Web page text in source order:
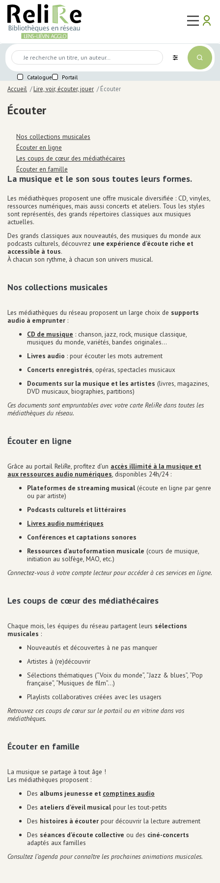
logo
compte
Connexion
Mot de passe perdu
Première connexion
Se préinscrire
Main
Médiathèques
Agenda
Lire,
voir,
écouter,
jouer
Lire
Écouter
Jouer
Sélections des bibliothèques
ligne
Accès internet / Wifi
Accompagnement numérique
Equipements numériques
Prêt de liseuse
Impression / Photocopie
Ecrivain public
Equipements bébé
Grainothèque
Boîtes de retour 24h/24
Portage à domicile
Tous les services
pratiques
Catalogue Portail
Accueil Lire, voir, écouter, jouer Écouter
Titre
Écouter
Nos collections musicales
Écouter en ligne
Les coups de cœur des médiathécaires
Écouter en famille
La musique et le son sous toutes leurs formes.
Les médiathèques proposent une offre musicale diversifiée : CD, vinyles,
ressources numériques, mais aussi concerts et ateliers. Tous les styles
sont représentés, des grands répertoires classiques aux musiques
actuelles.
Des grands classiques aux nouveautés, des musiques du monde aux
podcasts culturels, découvrez une expérience d’écoute riche et
accessible à tous.
À chacun son rythme, à chacun son univers musical.
Nos collections musicales
Les médiathèques du réseau proposent un large choix de supports
audio à emprunter :
CD de musique : chanson, jazz, rock, musique classique,
musiques du monde, variétés, bandes originales…
Livres audio : pour écouter les mots autrement
Concerts enregistrés, opéras, spectacles musicaux
Documents sur la musique et les artistes (livres, magazines,
DVD musicaux, biographies, partitions)
Ces documents sont empruntables avec votre carte ReliRe dans toutes les
médiathèques du réseau.
Écouter en ligne
Grâce au portail ReliRe, profitez d’un accès illimité à la musique et
aux ressources audio numériques, disponibles 24h/24 :
Plateformes de streaming musical(écoute en ligne par genre
ou par artiste)
Podcasts culturels et littéraires
Livres audio numériques
Conférences et captations sonores
Ressources d’autoformation musicale (cours de musique,
initiation au solfège, MAO, etc.)
Connectez-vous à votre compte lecteur pour accéder à ces services en ligne.
Les coups de cœur des médiathécaires
Chaque mois, les équipes du réseau partagent leurs sélections
musicales :
Nouveautés et découvertes à ne pas manquer
Artistes à (re)découvrir
Sélections thématiques (“Voix du monde”, “Jazz & blues”, “Pop
française”, “Musiques de film”…)
Playlists collaboratives créées avec les usagers
Retrouvez ces coups de cœur sur le portail ou en vitrine dans vos
médiathèques.
Écouter en famille
La musique se partage à tout âge !
Les médiathèques proposent :
Des albums jeunesse et comptines audio
Des ateliers d’éveil musicalpour les tout-petits
Des histoires à écouter pour découvrir la lecture autrement
Des séances d’écoute collective ou des ciné-concerts
adaptés aux familles
Consultez l’agenda pour connaître les prochaines animations musicales.